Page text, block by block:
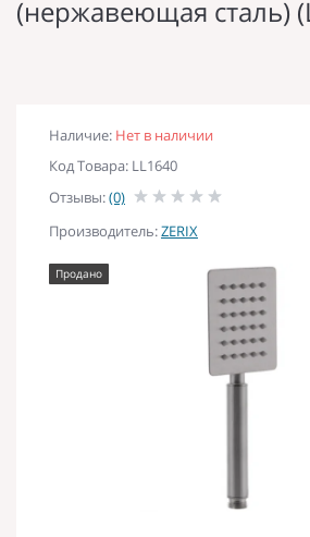
(нержавеющая сталь)
Наличие: Нет в наличии
Код Товара: LL1640
Отзывы:(0)
Производитель:ZERIX
Продано